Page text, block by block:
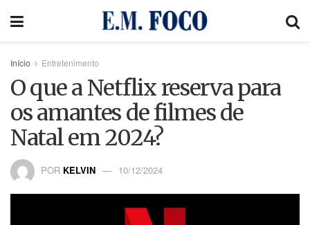
Início Entretenimento
O que a Netflix reserva para
os amantes de filmes de
Natal em 2024?
POR KELVIN 10/12/2024